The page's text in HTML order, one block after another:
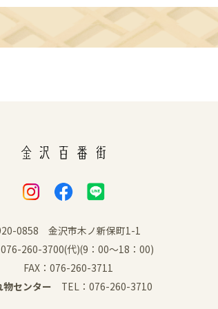
0858 金沢市木ノ新保町1-1
260-3700(代)(9：00～18：00)
FAX：076-260-3711
物センター TEL：076-260-3710